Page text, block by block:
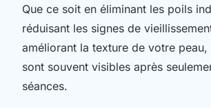
Que ce soit en éliminant les poils
réduisant les signes de
améliorant la texture de votre peau,
sont souvent visibles après
séances.